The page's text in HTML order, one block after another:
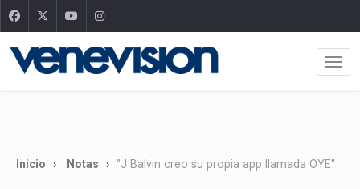
Inicio Notas "J Balvin creo su propia app llamada OYE"